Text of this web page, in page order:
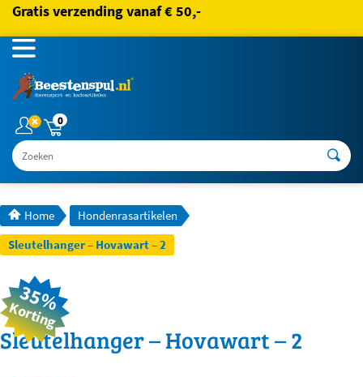
Gratis verzending vanaf € 50,-
0
Zoeken
Home
Hondenrasartikelen
Sleutelhanger – Hovawart – 2
35%
Korting
Sleutelhanger – Hovawart – 2